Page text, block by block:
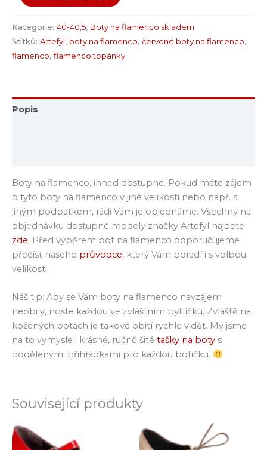
Kategorie: 40-40,5, Boty na flamenco skladem
Štítků: Artefyl, boty na flamenco, červené boty na flamenco,
flamenco, flamenco topánky
Popis
Boty na flamenco, ihned dostupné. Pokud máte zájem
o tyto boty na flamenco v jiné velikosti nebo např. s
jiným podpatkem, rádi Vám je objednáme. Všechny na
objednávku dostupné modely značky Artefyl najdete
zde. Před výběrem bot na flamenco doporučujeme
přečíst našeho průvodce, který Vám poradí i s volbou
velikosti.
Náš tip: Aby se Vám boty na flamenco navzájem
neobily, noste každou ve zvláštním pytlíčku. Zvláště na
kožených botách je takové obití rychle vidět. My jsme
na to vymysleli krásné, ručně šité tašky na boty s
oddělenými přihrádkami pro každou botičku.
Související produkty